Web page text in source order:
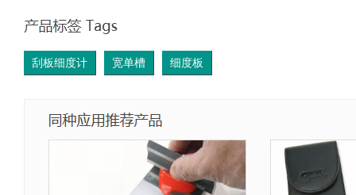
刮板细度计 宽单槽 细度板